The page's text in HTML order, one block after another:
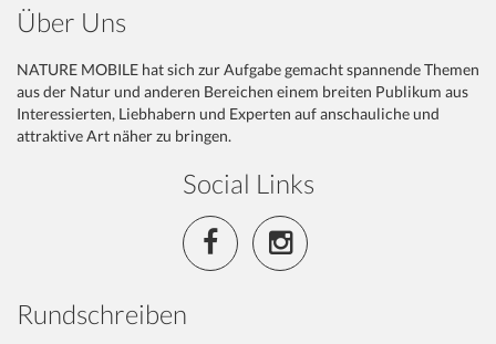
Über Uns
NATURE MOBILE hat sich zur Aufgabe gemacht spannende Themen
aus der Natur und anderen Bereichen einem breiten Publikum aus
Interessierten, Liebhabern und Experten auf anschauliche und
attraktive Art näher zu bringen.
Social Links
Rundschreiben